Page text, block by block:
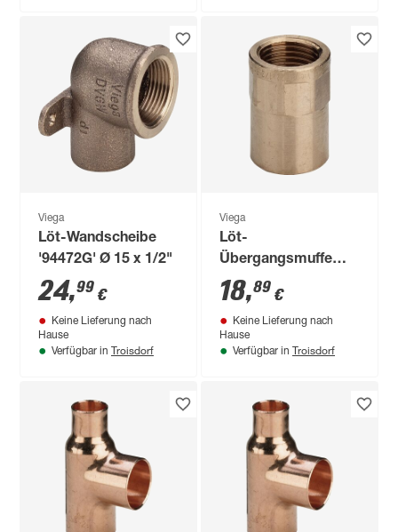
Viega
Löt-Wandscheibe
'94472G' Ø 15 x 1/2"
24,99 €
Keine Lieferung nach
Hause
Verfügbar in Troisdorf
Viega
Löt-
Übergangsmuffe
'94270G' Ø 15 mm x
1/2"
18,89 €
Keine Lieferung nach
Hause
Verfügbar in Troisdorf